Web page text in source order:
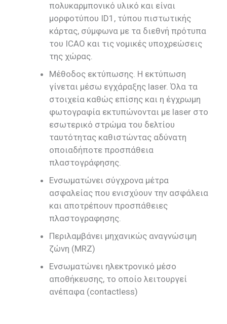
πολυκαρμπονικό υλικό και είναι
μορφοτύπου ID1, τύπου πιστωτικής
κάρτας, σύμφωνα με τα διεθνή πρότυπα
του ICAO και τις νομικές υποχρεώσεις
της χώρας.
Μέθοδος εκτύπωσης. Η εκτύπωση
γίνεται μέσω εγχάραξης laser. Όλα τα
στοιχεία καθώς επίσης και η έγχρωμη
φωτογραφία εκτυπώνονται με laser στο
εσωτερικό στρώμα του δελτίου
ταυτότητας καθιστώντας αδύνατη
οποιαδήποτε προσπάθεια
πλαστογράφησης.
Ενσωματώνει σύγχρονα μέτρα
ασφαλείας που ενισχύουν την ασφάλεια
και αποτρέπουν προσπάθειες
πλαστογραφησης.
Περιλαμβάνει μηχανικώς αναγνώσιμη
ζώνη (MRZ)
Ενσωματώνει ηλεκτρονικό μέσο
αποθήκευσης, το οποίο λειτουργεί
ανέπαφα (contactless)